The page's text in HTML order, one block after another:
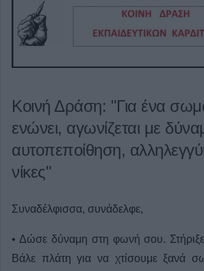
Κοινή Δράση: "Για ένα
ενώνει, αγωνίζεται με
αυτοπεποίθηση,
νίκες"
Συναδέλφισσα, συνάδελφε,
• Δώσε δύναμη στη φωνή σου.
Βάλε πλάτη για να χτίσουμε ξανά